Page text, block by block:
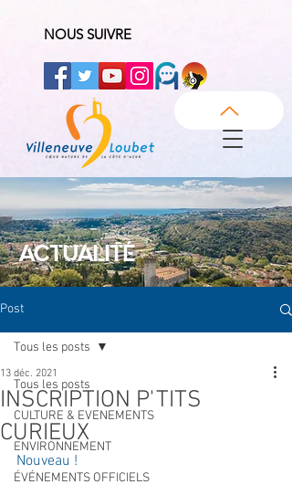
NOUS SUIVRE
ACTUALITÉ
Post
Tous les posts
CULTURE & EVENEMENTS
ENVIRONNEMENT
ÉVÉNEMENTS OFFICIELS
Tous les posts
INSCRIPTION P'TITS
CURIEUX
13 déc. 2021
Nouveau !